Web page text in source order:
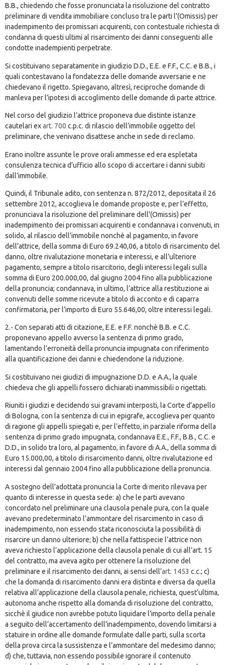
B.B., chiedendo che fosse pronunciata la risoluzione del contratto
preliminare di vendita immobiliare concluso tra le parti l'(Omissis) per
inadempimento dei promissari acquirenti, con contestuale richiesta di
condanna di questi ultimi al risarcimento dei danni conseguenti alle
condotte inadempienti perpetrate.
Si costituivano separatamente in giudizio D.D., E.E. e F.F., C.C. e B.B., i
quali contestavano la fondatezza delle domande avversarie e ne
chiedevano il rigetto. Spiegavano, altresì, reciproche domande di
manleva per l’ipotesi di accoglimento delle domande di parte attrice.
Nel corso del giudizio l’attrice proponeva due distinte istanze
cautelari exart. 700 c.p.c. di rilascio dell’immobile oggetto del
preliminare, che venivano disattese anche in sede di reclamo.
Erano inoltre assunte le prove orali ammesse ed era espletata
consulenza tecnica d’ufficio allo scopo di accertare i danni subiti
dall’immobile.
Quindi, il Tribunale adito, con sentenza n. 872/2012, depositata il 26
settembre 2012, accoglieva le domande proposte e, per l’effetto,
pronunciava la risoluzione del preliminare dell'(Omissis) per
inadempimento dei promissari acquirenti e condannava i convenuti, in
solido, al rilascio dell’immobile nonchè al pagamento, in favore
dell’attrice, della somma di Euro 69.240,06, a titolo di risarcimento del
danno, oltre rivalutazione monetaria e interessi, e all’ulteriore
pagamento, sempre a titolo risarcitorio, degli interessi legali sulla
somma di Euro 200.000,00, dal giugno 2004 fino alla pubblicazione
della pronuncia; condannava, in ultimo, l’attrice alla restituzione ai
convenuti delle somme ricevute a titolo di acconto e di caparra
confirmatoria, per l’importo di Euro 55.646,00, oltre interessi legali.
2.- Con separati atti di citazione, E.E. e F.F. nonchè B.B. e C.C.
proponevano appello avverso la sentenza di primo grado,
lamentando l’erroneità della pronuncia impugnata con riferimento
alla quantificazione dei danni e chiedendone la riduzione.
Si costituivano nei giudizi di impugnazione D.D. e A.A., la quale
chiedeva che gli appelli fossero dichiarati inammissibili o rigettati.
Riuniti i giudizi e decidendo sui gravami interposti, la Corte d’appello
di Bologna, con la sentenza di cui in epigrafe, accoglieva per quanto
di ragione gli appelli spiegati e, per l’effetto, in parziale riforma della
sentenza di primo grado impugnata, condannava E.E., F.F., B.B., C.C. e
D.D., in solido tra loro, al pagamento, in favore di A.A., della somma di
Euro 15.000,00, a titolo di risarcimento danni, oltre rivalutazione ed
interessi dal gennaio 2004 fino alla pubblicazione della pronuncia.
A sostegno dell’adottata pronuncia la Corte di merito rilevava per
quanto di interesse in questa sede: a) che le parti avevano
concordato nel preliminare una clausola penale pura, con la quale
avevano predeterminato l’ammontare del risarcimento in caso di
inadempimento, non essendo stata riconosciuta la possibilità di
risarcire un danno ulteriore; b) che nella fattispecie l’attrice non
aveva richiesto l’applicazione della clausola penale di cui all’art. 15
del contratto, ma aveva agito per ottenere la risoluzione del
preliminare e il risarcimento dei danni, ai sensi dell’art. 1453 c.c.; c)
che la domanda di risarcimento danni era distinta e diversa da quella
relativa all’applicazione della clausola penale, richiesta, quest’ultima,
autonoma anche rispetto alla domanda di risoluzione del contratto,
sicchè il giudice non avrebbe potuto liquidare l’importo della penale
a seguito dell’accertamento dell’inadempimento, dovendo limitarsi a
statuire in ordine alle domande formulate dalle parti, sulla scorta
della prova circa la sussistenza e l’ammontare del medesimo danno;
d) che, tuttavia, non essendo possibile ignorare il contenuto